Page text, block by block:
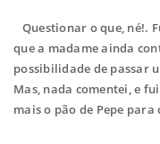
Questionar o que, né!.
que a madame ainda
possibilidade de passar
Mas, nada comentei, e
mais o pão de Pepe